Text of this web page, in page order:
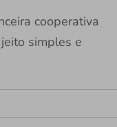
cooperativa
simples e